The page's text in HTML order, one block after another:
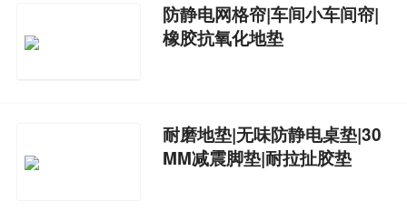
防静电网格帘|车间小车间帘|
橡胶抗氧化地垫
耐磨地垫|无味防静电桌垫|30
MM减震脚垫|耐拉扯胶垫